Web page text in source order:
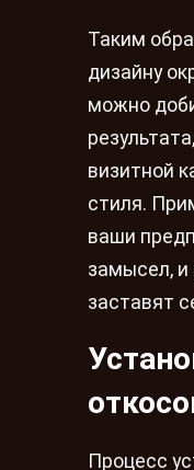
Таким
дизайну
можно
визитной
стиля.
ваши
замысел, и
заставят
Процесс